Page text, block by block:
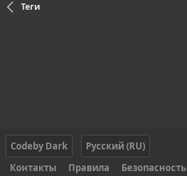
Теги
Codeby Dark
Русский (RU)
Контакты
Правила Безопасность